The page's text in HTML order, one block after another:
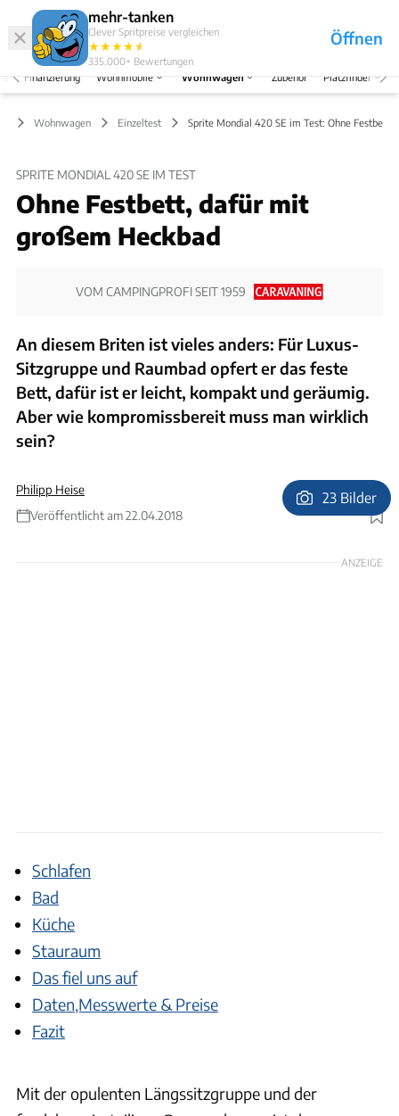
mehr-tanken
Clever Spritpreise vergleichen
★★★★★
★
335.000+ Bewertungen
Öffnen
Abo
Abo
Menü
Finanzierung Wohnmobile Wohnwagen Zubehör Platzfinder
Wohnwagen Einzeltest Sprite Mondial 420 SE im Test: Ohne Festbett
SPRITE MONDIAL 420 SE IM TEST
Ohne Festbett, dafür mit
großem Heckbad
VOM CAMPINGPROFI SEIT 1959
An diesem Briten ist vieles anders: Für Luxus-
Sitzgruppe und Raumbad opfert er das feste
Bett, dafür ist er leicht, kompakt und geräumig.
Aber wie kompromissbereit muss man wirklich
sein?
Philipp Heise
Veröffentlicht am 22.04.2018
Foto: Ingolf Pompe
23 Bilder
ANZEIGE
Schlafen
Bad
Küche
Stauraum
Das fiel uns auf
Daten,Messwerte & Preise
Fazit
Mit der opulenten Längssitzgruppe und der